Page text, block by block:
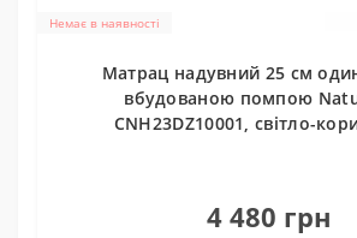
Немає в наявності
Матрац надувний 25 см
вбудованою помпою
CNH23DZ10001, світло-
4 480 грн